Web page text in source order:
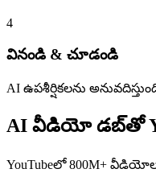
4
వినండి & చూడండి
AI ఉపశీర్షికలను
AI వీడియో డబ్‌తో
YouTubeలో 800M+